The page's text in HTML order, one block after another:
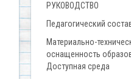
РУКОВОДСТВО
Педагогический
Материально-
оснащенность
Доступная среда